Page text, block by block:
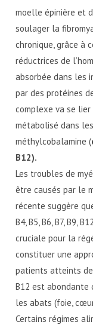
moelle épinière et
soulager la
chronique, grâce à
réductrices de
absorbée dans les
par des protéines
complexe va se
métabolisé dans
méthylcobalamine (
B12).
Les troubles de
être causés par le
récente suggère
B4, B5, B6, B7, B9,
cruciale pour la
constituer une
patients atteints
B12 est abondante
les abats (foie,
Certains régimes